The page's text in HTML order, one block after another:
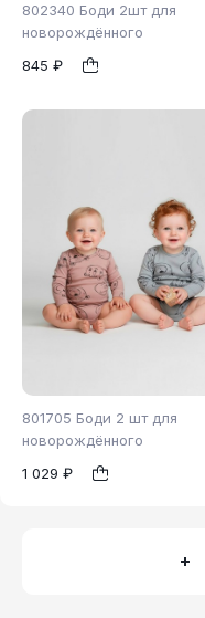
802340 Боди 2шт для
новорождённого
845 ₽
801705 Боди 2 шт для
новорождённого
1 029 ₽
62 74